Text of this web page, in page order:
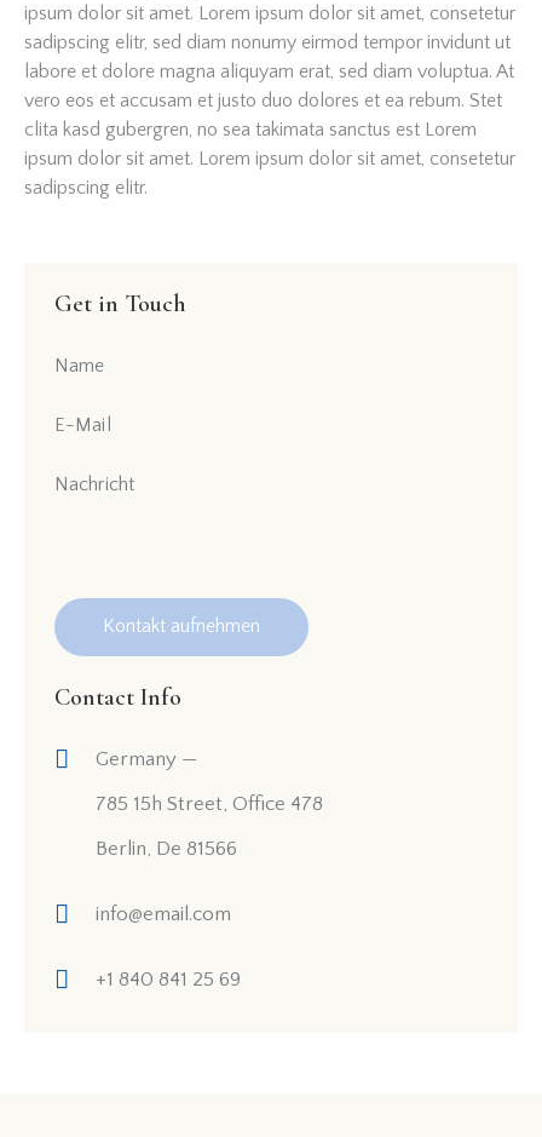
ipsum dolor sit amet. Lorem ipsum dolor sit amet, consetetur
sadipscing elitr, sed diam nonumy eirmod tempor invidunt ut
labore et dolore magna aliquyam erat, sed diam voluptua. At
vero eos et accusam et justo duo dolores et ea rebum. Stet
clita kasd gubergren, no sea takimata sanctus est Lorem
ipsum dolor sit amet. Lorem ipsum dolor sit amet, consetetur
sadipscing elitr.
Get in Touch
Contact Info
Germany —
785 15h Street, Office 478
Berlin, De 81566
info@email.com
+1 840 841 25 69